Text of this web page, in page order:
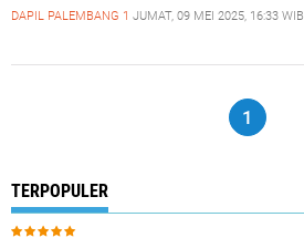
DAPIL PALEMBANG 1 JUMAT, 09 MEI 2025, 16:33 WIB
1
TERPOPULER